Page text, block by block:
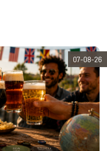
07-08-26